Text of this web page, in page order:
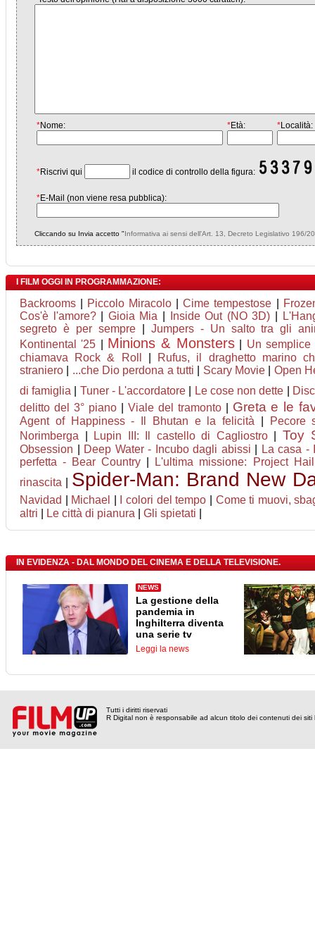
*Nome: *Età: *Località:
*Riscrivi qui il codice di controllo della figura:
*E-Mail (non viene resa pubblica):
Cliccando su Invia accetto "Informativa ai sensi dell'Art. 13, Decreto Legislativo 196/
I FILM OGGI IN PROGRAMMAZIONE:
Backrooms Piccolo Miracolo |Cime tempestose
Cos'è l'amore?| Gioia Mia Inside Out (NO 3D)
segreto è per sempre| Jumpers - Un salto tra gli
Kontinental '25
Minions & Monsters| Un semplice
chiamava Rock & Roll
Rufus, il draghetto marino
straniero
...che Dio perdona a tutti Scary Movie
Open
di famiglia
Tuner - L'accordatore Le cose non dette
delitto del 3° piano| Viale del tramonto| Greta e le
Agent of Happiness - Il Bhutan e la felicità
Pecore
Norimberga
Lupin III: Il castello di Cagliostro| Toy
Obsession Deep Water - Incubo dagli abissi
La casa -
perfetta - Bear Country
L'ultima missione: Project
rinascita
Spider-Man: Brand New
Navidad Michael I colori del tempo
Come ti muovi,
altri
Le città di pianura Gli spietati
IN EVIDENZA - DAL MONDO DEL CINEMA E DELLA TELEVISIONE.
NEWS
La gestione della
pandemia in
Inghilterra diventa
una serie tv
Leggi la news
Tutti i diritti riservati
R Digital non è responsabile ad alcun titolo dei contenuti dei siti